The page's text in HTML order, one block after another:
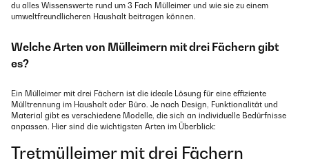
du alles Wissenswerte rund um 3 Fach Mülleimer und wie sie zu einem
umweltfreundlicheren Haushalt beitragen können.
Welche Arten von Mülleimern mit drei Fächern gibt
es?
Ein Mülleimer mit drei Fächern ist die ideale Lösung für eine effiziente
Mülltrennung im Haushalt oder Büro. Je nach Design, Funktionalität und
Material gibt es verschiedene Modelle, die sich an individuelle Bedürfnisse
anpassen. Hier sind die wichtigsten Arten im Überblick:
Tretmülleimer mit drei Fächern